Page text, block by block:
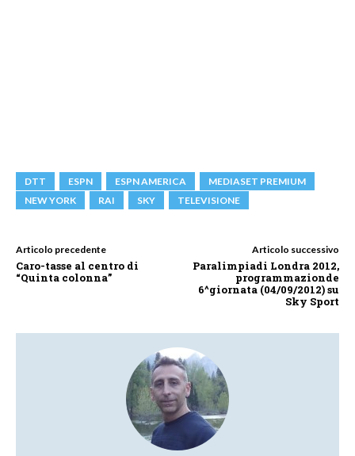
DTT ESPN ESPN AMERICA
MEDIASET PREMIUM
NEW YORK
RAI SKY TELEVISIONE
Articolo precedente
Caro-tasse al centro di
“Quinta colonna”
Articolo successivo
Paralimpiadi Londra 2012,
programmazionde
6^giornata (04/09/2012) su
Sky Sport